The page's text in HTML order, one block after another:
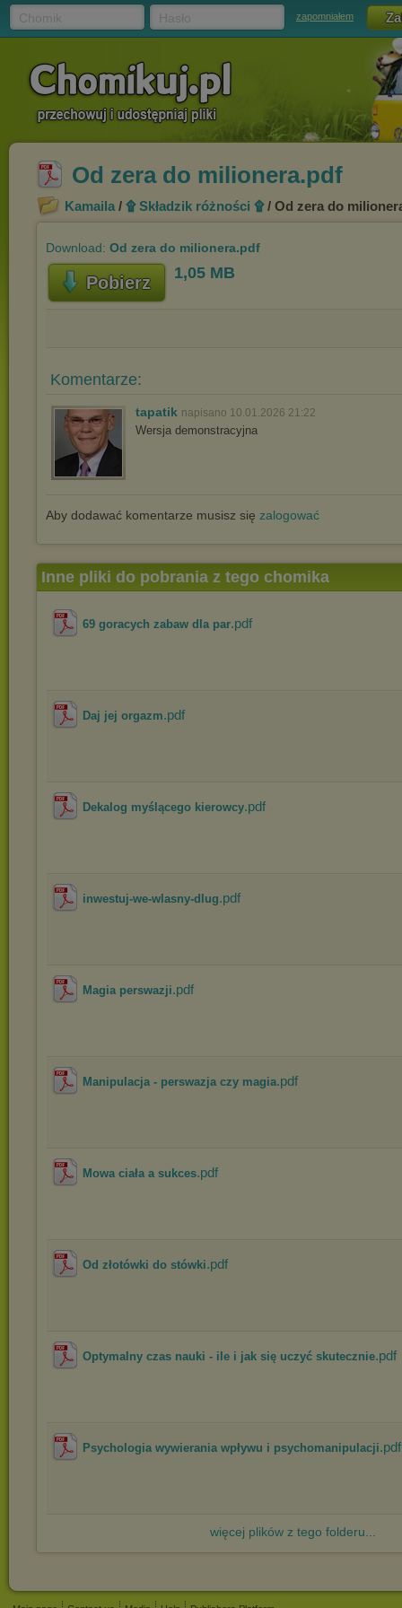
zapomniałem
Od zera do milionera.pdf
Kamaila / ۩ Składzik różności ۩/ Od zera do
Download: Od zera do milionera.pdf
Pobierz 1,05 MB
Komentarze:
tapatik napisano 10.01.2026 21:22
Wersja demonstracyjna
Aby dodawać komentarze musisz się zalogować
Inne pliki do pobrania z tego chomika
69 goracych zabaw dla par.pdf
Daj jej orgazm.pdf
Dekalog myślącego kierowcy.pdf
inwestuj-we-wlasny-dlug.pdf
Magia perswazji.pdf
Manipulacja - perswazja czy magia.pdf
Mowa ciała a sukces.pdf
Od złotówki do stówki.pdf
Optymalny czas nauki - ile i jak się uczyć skutecznie.pdf
Psychologia wywierania wpływu i psychomanipulacji.pdf
więcej plików z tego folderu...